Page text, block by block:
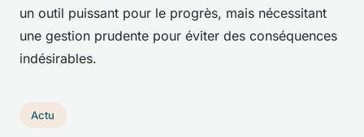
un outil puissant pour le progrès, mais nécessitant
une gestion prudente pour éviter des conséquences
indésirables.
Actu